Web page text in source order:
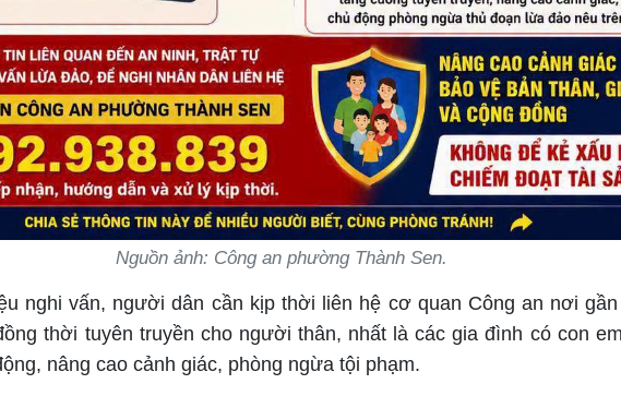
Nguồn ảnh: Công an phường Thành Sen.
nghi vấn, người dân cần kịp thời liên hệ cơ quan Công an nơi
thời tuyên truyền cho người thân, nhất là các gia đình có con
nâng cao cảnh giác, phòng ngừa tội phạm.